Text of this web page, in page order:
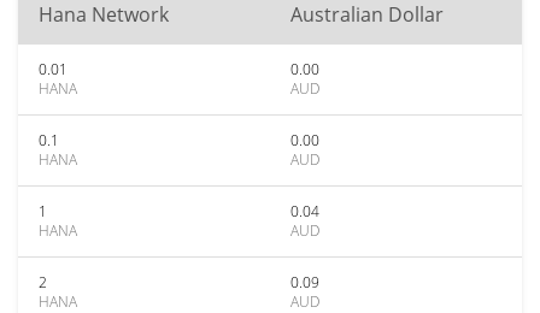
Hana Network Australian Dollar
0.01
HANA
0.00
AUD
0.1
HANA
0.00
AUD
1
HANA
0.04
AUD
2
HANA
0.09
AUD